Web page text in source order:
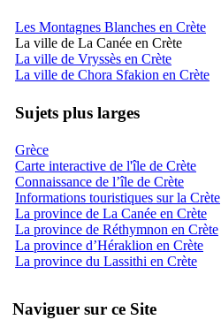
Les Montagnes Blanches en Crète
La ville de La Canée en Crète
La ville de Vryssès en Crète
La ville de Chora Sfakion en Crète
Sujets plus larges
Grèce
Carte interactive de l'île de Crète
Connaissance de l’île de Crète
Informations touristiques sur la Crète
La province de La Canée en Crète
La province de Réthymnon en Crète
La province d’Héraklion en Crète
La province du Lassithi en Crète
Naviguer sur ce Site